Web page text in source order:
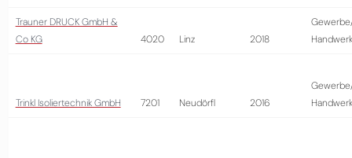
Trauner DRUCK GmbH &
Co KG
4020 Linz 2018
Handwerk
Trinkl Isoliertechnik GmbH 7201 Neudörfl 2016
Handwerk